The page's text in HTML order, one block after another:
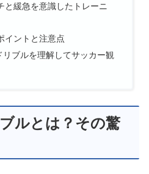
と緩急を意識したトレーニ
イントと注意点
リブルを理解してサッカー観
ルとは？その驚